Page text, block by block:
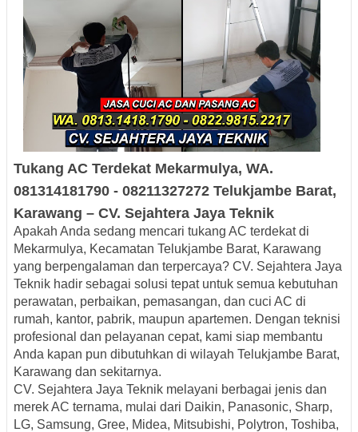
Tukang AC Terdekat Mekarmulya, WA.
081314181790 - 08211327272 Telukjambe Barat,
Karawang – CV. Sejahtera Jaya Teknik
Apakah Anda sedang mencari tukang AC terdekat di
Mekarmulya, Kecamatan Telukjambe Barat, Karawang
yang berpengalaman dan terpercaya? CV. Sejahtera Jaya
Teknik hadir sebagai solusi tepat untuk semua kebutuhan
perawatan, perbaikan, pemasangan, dan cuci AC di
rumah, kantor, pabrik, maupun apartemen. Dengan teknisi
profesional dan pelayanan cepat, kami siap membantu
Anda kapan pun dibutuhkan di wilayah Telukjambe Barat,
Karawang dan sekitarnya.
CV. Sejahtera Jaya Teknik melayani berbagai jenis dan
merek AC ternama, mulai dari Daikin, Panasonic, Sharp,
LG, Samsung, Gree, Midea, Mitsubishi, Polytron, Toshiba,